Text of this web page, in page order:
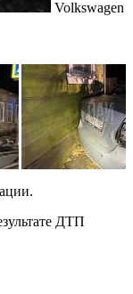
Volkswagen
ДТП